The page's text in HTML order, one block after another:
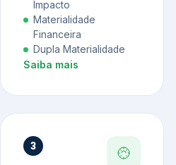
Impacto
Materialidade
Financeira
Dupla Materialidade
Saiba mais
3